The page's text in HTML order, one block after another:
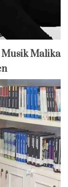
Malika